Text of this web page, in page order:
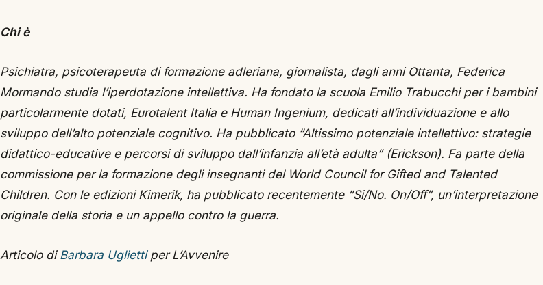
Chi è
Psichiatra, psicoterapeuta di formazione adleriana, giornalista, dagli anni Ottanta, Federica
Mormando studia l’iperdotazione intellettiva. Ha fondato la scuola Emilio Trabucchi per i bambini
particolarmente dotati, Eurotalent Italia e Human Ingenium, dedicati all’individuazione e allo
sviluppo dell’alto potenziale cognitivo. Ha pubblicato “Altissimo potenziale intellettivo: strategie
didattico-educative e percorsi di sviluppo dall’infanzia all’età adulta” (Erickson). Fa parte della
commissione per la formazione degli insegnanti del World Council for Gifted and Talented
Children. Con le edizioni Kimerik, ha pubblicato recentemente “Si/No. On/Off”, un’interpretazione
originale della storia e un appello contro la guerra.
Articolo diBarbara Ugliettiper L’Avvenire